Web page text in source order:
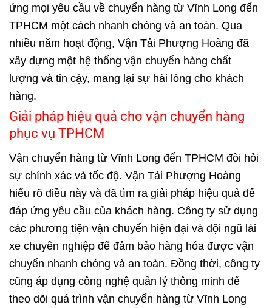
ứng mọi yêu cầu về chuyển hàng từ Vĩnh Long đến
TPHCM một cách nhanh chóng và an toàn. Qua
nhiều năm hoạt động, Vận Tải Phượng Hoàng đã
xây dựng một hệ thống vận chuyển hàng chất
lượng và tin cậy, mang lại sự hài lòng cho khách
hàng.
Giải pháp hiệu quả cho vận chuyển hàng
phục vụ TPHCM
Vận chuyển hàng từ Vĩnh Long đến TPHCM đòi hỏi
sự chính xác và tốc độ. Vận Tải Phượng Hoàng
hiểu rõ điều này và đã tìm ra giải pháp hiệu quả để
đáp ứng yêu cầu của khách hàng. Công ty sử dụng
các phương tiện vận chuyển hiện đại và đội ngũ lái
xe chuyên nghiệp để đảm bảo hàng hóa được vận
chuyển nhanh chóng và an toàn. Đồng thời, công ty
cũng áp dụng công nghệ quản lý thông minh để
theo dõi quá trình vận chuyển hàng từ Vĩnh Long